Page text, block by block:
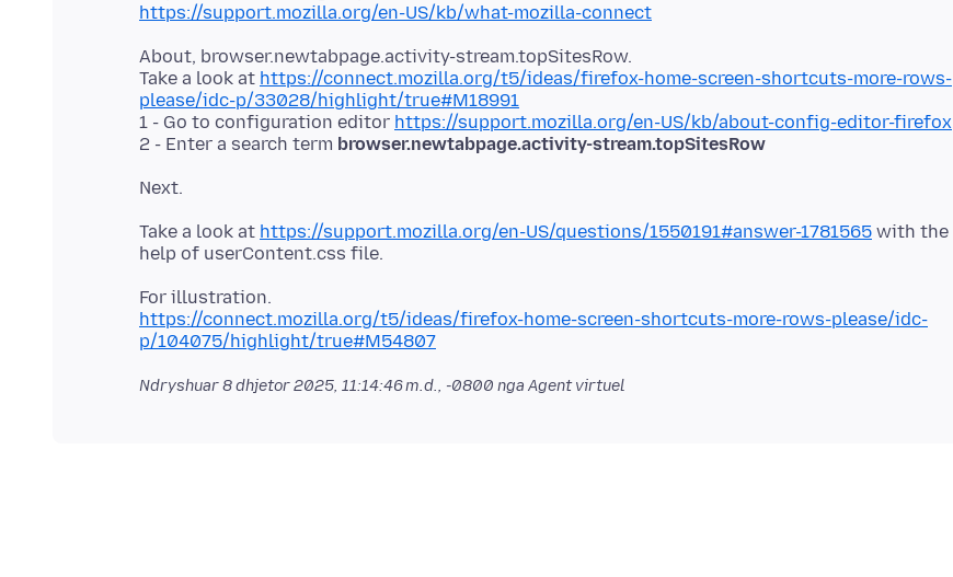
https://support.mozilla.org/en-US/kb/what-mozilla-connect
About, browser.newtabpage.activity-stream.topSitesRow.
Take a look at https://connect.mozilla.org/t5/ideas/firefox-home-screen-shortcuts-more-rows-
please/idc-p/33028/highlight/true#M18991
1 - Go to configuration editor https://support.mozilla.org/en-US/kb/about-config-editor-firefox
2 - Enter a search term browser.newtabpage.activity-stream.topSitesRow
Take a look at https://support.mozilla.org/en-US/questions/1550191#answer-1781565 with the
https://connect.mozilla.org/t5/ideas/firefox-home-screen-shortcuts-more-rows-please/idc-
p/104075/highlight/true#M54807
Ndryshuar8 dhjetor 2025, 11:14:46 m.d., -0800 nga Agent virtuel